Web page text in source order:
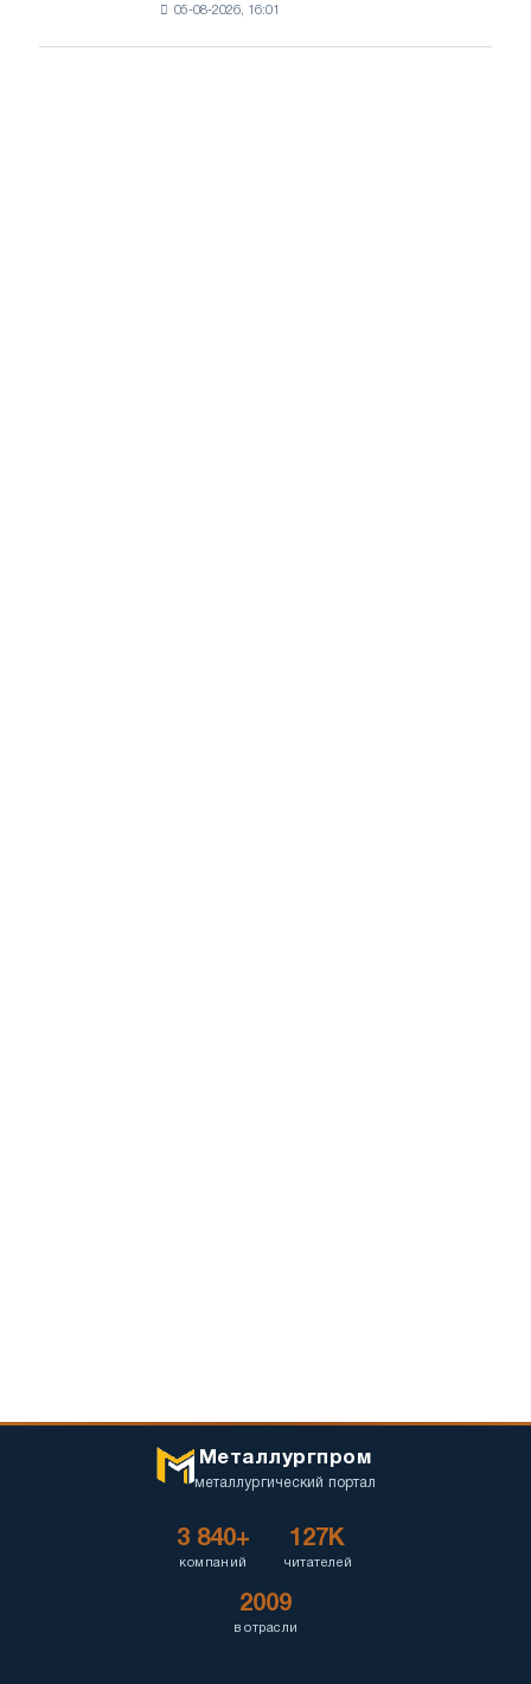
05-08-2026, 16:01
Металлургпром
металлургический портал
3 840+
компаний
127K
читателей
2009
в отрасли